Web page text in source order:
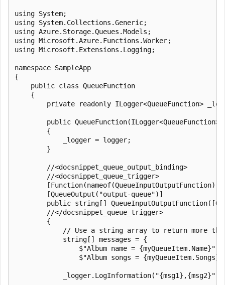
using System;
using System.Collections.Generic;
using Azure.Storage.Queues.Models;
using Microsoft.Azure.Functions.Worker;
using Microsoft.Extensions.Logging;
namespace SampleApp
{
    public class QueueFunction
    {
private readonly ILogger<QueueFunction>
public QueueFunction(ILogger<QueueFunction>
        {
            _logger = logger;
        }
        //<docsnippet_queue_output_binding>
        //<docsnippet_queue_trigger>
        [Function(nameof(QueueInputOutputFunction))]
        [QueueOutput("output-queue")]
public string[]
        //</docsnippet_queue_trigger>
        {
// Use a string array to return more
            string[] messages = {
                $"Album name = {myQueueItem.Name}",
$"Album songs =
_logger.LogInformation("{msg1},{msg2}",